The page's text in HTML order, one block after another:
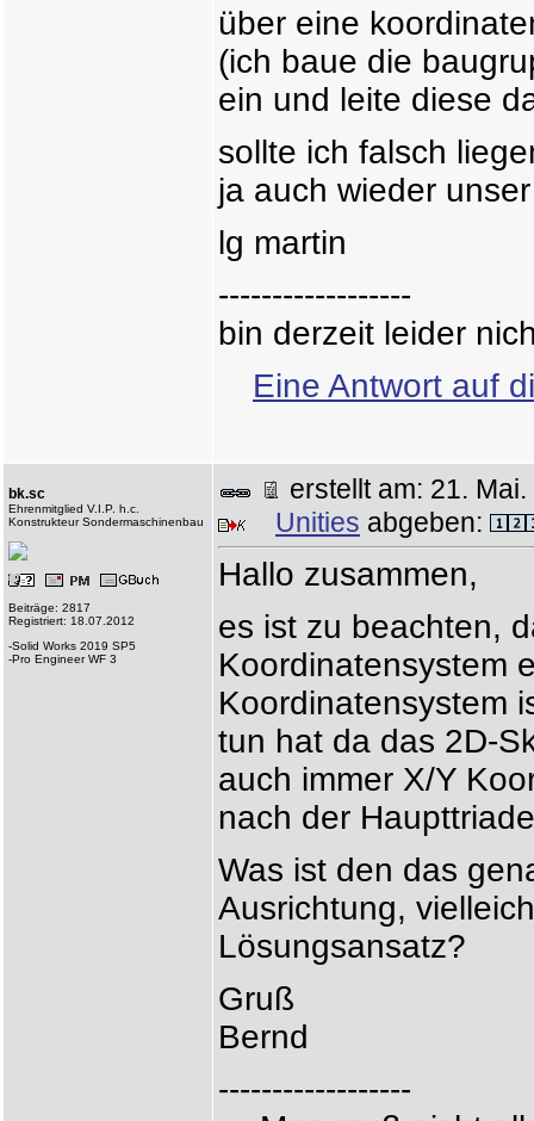
über eine
(ich baue die
ein und leite diese
sollte ich falsch
ja auch wieder
lg martin
------------------
bin derzeit leider
Eine Antwort auf
bk.sc
Ehrenmitglied V.I.P. h.c.
Konstrukteur Sondermaschinenbau
Beiträge: 2817
Registriert: 18.07.2012
-Solid Works 2019 SP5
-Pro Engineer WF 3
erstellt am: 21.
Unities abgeben:
Hallo zusammen,
es ist zu beachten,
Koordinatensystem
Koordinatensystem
tun hat da das 2D-
auch immer X/Y
nach der
Was ist den das
Ausrichtung,
Lösungsansatz?
Gruß
Bernd
------------------